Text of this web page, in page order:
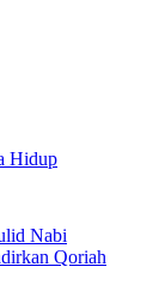
Hidup
Nabi
Qoriah